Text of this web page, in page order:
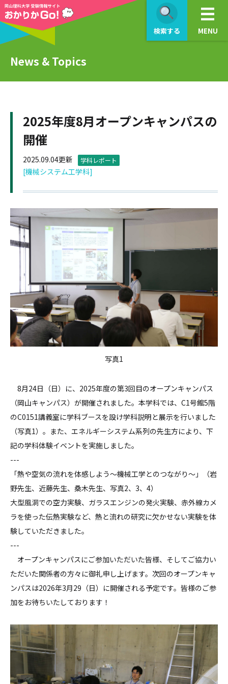
検索する MENU
News & Topics
2025年度8月オープンキャンパスの
開催
2025.09.04更新 学科レポート
[機械システム工学科]
写真1
8月24日（日）に、2025年度の第3回目のオープンキャンパス
（岡山キャンパス）が開催されました。本学科では、C1号館5階
のC0151講義室に学科ブースを設け学科説明と展示を行いました
（写真1）。また、エネルギーシステム系列の先生方により、下
記の学科体験イベントを実施しました。
---
「熱や空気の流れを体感しよう～機械工学とのつながり～」（岩
野先生、近藤先生、桑木先生、写真2、3、4）
大型風洞での空力実験、ガラスエンジンの発火実験、赤外線カメ
ラを使った伝熱実験など、熱と流れの研究に欠かせない実験を体
験していただきました。
---
オープンキャンパスにご参加いただいた皆様、そしてご協力い
ただいた関係者の方々に御礼申し上げます。次回のオープンキャ
ンパスは2026年3月29（日）に開催される予定です。皆様のご参
加をお待ちいたしております！